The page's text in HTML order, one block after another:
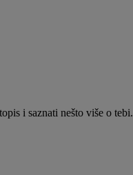
i saznati nešto više o tebi.